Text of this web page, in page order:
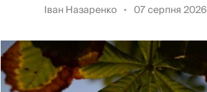
Іван Назаренко 07 серпня 2026